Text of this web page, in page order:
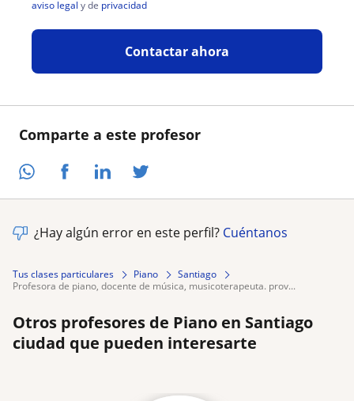
Comparte a este profesor
aviso legal y de privacidad
Contactar ahora
¿Hay algún error en este perfil? Cuéntanos
Tus clases particulares Piano
Santiago
profesora de piano, docente de música, musicoterapeuta. prov...
Otros profesores de Piano en Santiago
ciudad que pueden interesarte